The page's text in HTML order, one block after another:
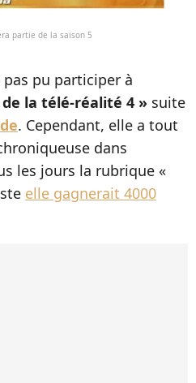
partie de la saison 5
pas pu participer à
de la télé-réalité 4 » suite
. Cependant, elle a tout
dans
les jours la rubrique «
elle gagnerait 4000